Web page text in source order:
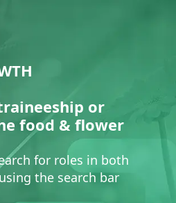
or
food & flower
for roles in both
the search bar